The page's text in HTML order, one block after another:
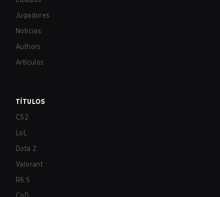
Jugadores
Noticias
Authors
Artículos
TÍTULOS
CS2
LoL
Dota 2
Valorant
R6:S